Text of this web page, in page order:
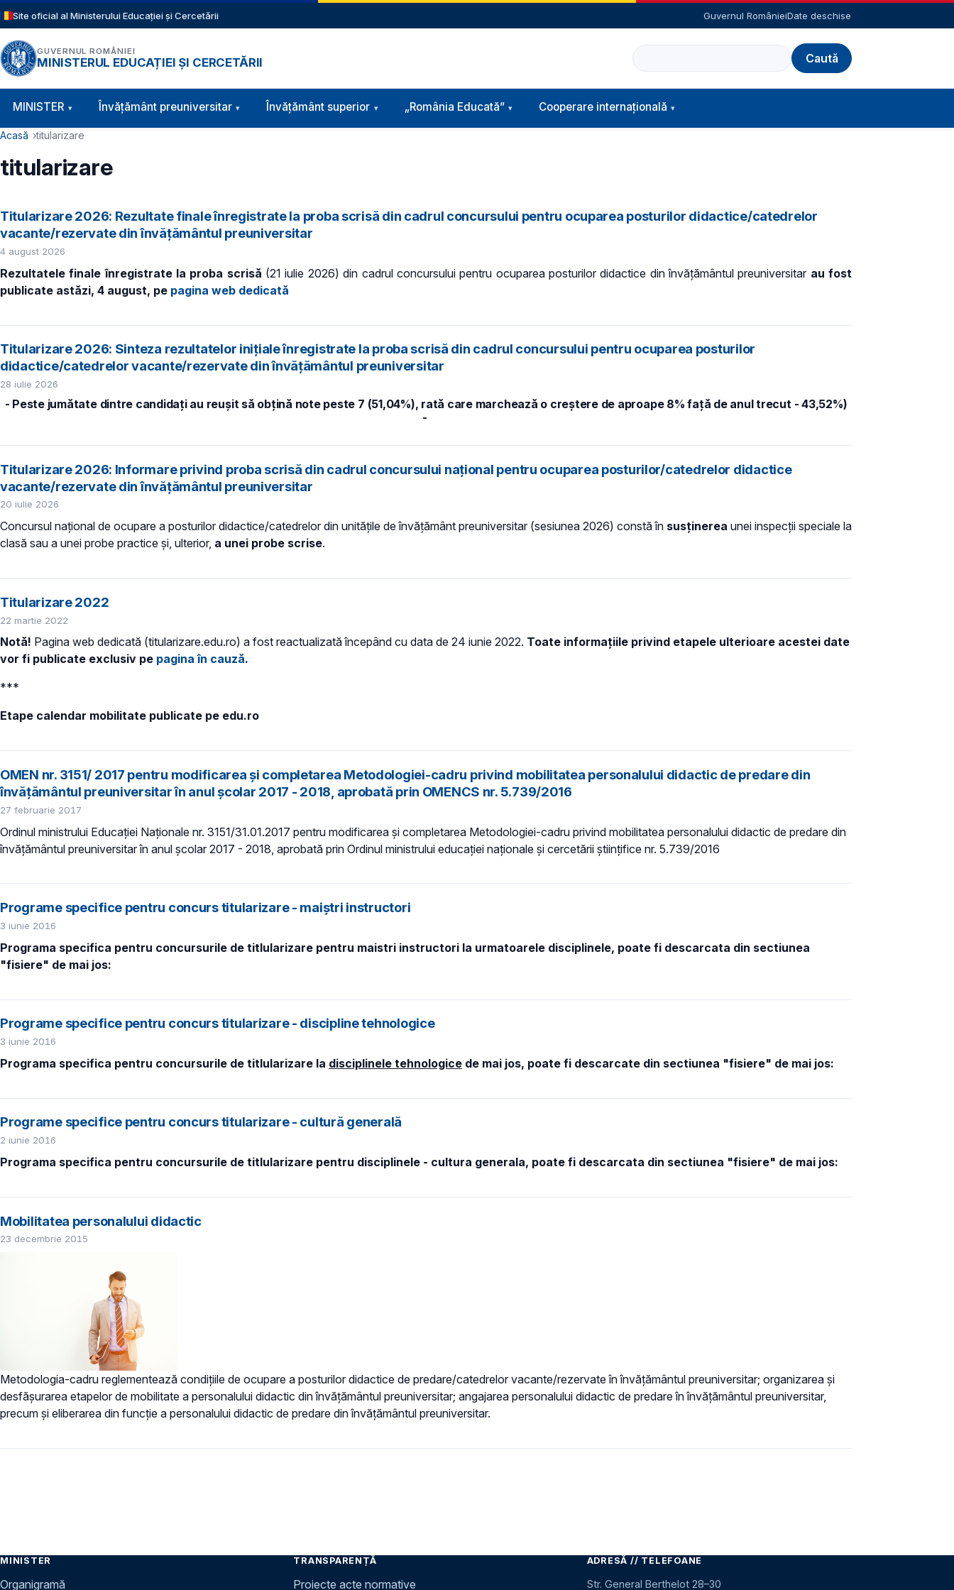
Sari la conținutul principal
Site oficial al Ministerului Educației și Cercetării Guvernul RomânieiDate deschise
GUVERNUL ROMÂNIEI
MINISTERUL EDUCAȚIEI ȘI CERCETĂRII
Caută
Navigație principală
MINISTER Învăţământ preuniversitar Învățământ superior „România Educată” Cooperare internațională
Cale de navigare
Acasă titularizare
titularizare
Titularizare 2026: Rezultate finale înregistrate la proba scrisă din cadrul concursului pentru ocuparea posturilor didactice/catedrelor
vacante/rezervate din învăţământul preuniversitar
4 august 2026
Rezultatele finale înregistrate la proba scrisă (21 iulie 2026) din cadrul concursului pentru ocuparea posturilor didactice din învățământul preuniversitar au fost
publicate astăzi, 4 august, pe pagina web dedicată
Titularizare 2026: Sinteza rezultatelor inițiale înregistrate la proba scrisă din cadrul concursului pentru ocuparea posturilor
didactice/catedrelor vacante/rezervate din învăţământul preuniversitar
28 iulie 2026
- Peste jumătate dintre candidați au reușit să obțină note peste 7 (51,04%), rată care marchează o creștere de aproape 8% față de anul trecut - 43,52%)
-
Titularizare 2026: Informare privind proba scrisă din cadrul concursului național pentru ocuparea posturilor/catedrelor didactice
vacante/rezervate din învățământul preuniversitar
20 iulie 2026
Concursul naţional de ocupare a posturilor didactice/catedrelor din unitățile de învăţământ preuniversitar (sesiunea 2026) constă în susținerea unei inspecții speciale la
clasă sau a unei probe practice și, ulterior, a unei probe scrise.
Titularizare 2022
22 martie 2022
Notă! Pagina web dedicată (titularizare.edu.ro) a fost reactualizată începând cu data de 24 iunie 2022. Toate informațiile privind etapele ulterioare acestei date
vor fi publicate exclusiv pe pagina în cauză.
***
Etape calendar mobilitate publicate pe edu.ro
OMEN nr. 3151/ 2017 pentru modificarea şi completarea Metodologiei-cadru privind mobilitatea personalului didactic de predare din
învăţământul preuniversitar în anul şcolar 2017 - 2018, aprobată prin OMENCS nr. 5.739/2016
27 februarie 2017
Ordinul ministrului Educației Naționale nr. 3151/31.01.2017 pentru modificarea şi completarea Metodologiei-cadru privind mobilitatea personalului didactic de predare din
învăţământul preuniversitar în anul şcolar 2017 - 2018, aprobată prin Ordinul ministrului educaţiei naţionale şi cercetării ştiinţifice nr. 5.739/2016
Programe specifice pentru concurs titularizare - maiștri instructori
3 iunie 2016
Programa specifica pentru concursurile de titlularizare pentru maistri instructori la urmatoarele disciplinele, poate fi descarcata din sectiunea
"fisiere" de mai jos:
Programe specifice pentru concurs titularizare - discipline tehnologice
3 iunie 2016
Programa specifica pentru concursurile de titlularizare la disciplinele tehnologice de mai jos, poate fi descarcate din sectiunea "fisiere" de mai jos:
Programe specifice pentru concurs titularizare - cultură generală
2 iunie 2016
Programa specifica pentru concursurile de titlularizare pentru disciplinele - cultura generala, poate fi descarcata din sectiunea "fisiere" de mai jos:
Mobilitatea personalului didactic
23 decembrie 2015
Metodologia-cadru reglementează condiţiile de ocupare a posturilor didactice de predare/catedrelor vacante/rezervate în învăţământul preuniversitar; organizarea şi
desfășurarea etapelor de mobilitate a personalului didactic din învăţământul preuniversitar; angajarea personalului didactic de predare în învăţământul preuniversitar,
precum şi eliberarea din funcţie a personalului didactic de predare din învăţământul preuniversitar.
MINISTER
Organigramă
TRANSPARENȚĂ
Proiecte acte normative
ADRESĂ // TELEFOANE
Str. General Berthelot 28–30